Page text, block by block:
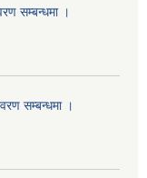
सम्बन्धमा ।
सम्बन्धमा ।